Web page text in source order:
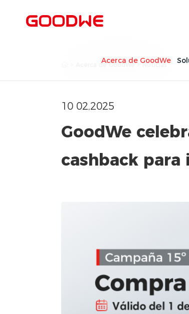
Acerca de GoodWe
Acerca de GoodWe >Noticias
10 02,2025
GoodWe
cashback para